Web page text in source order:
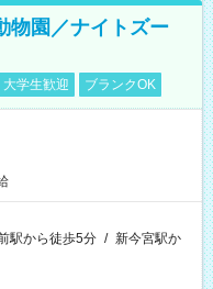
園／ナイトズー
大学生歓迎 ブランクOK
駅から徒歩5分 / 新今宮駅か